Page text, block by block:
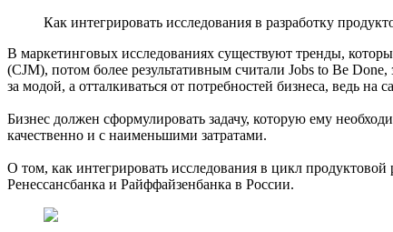
Как интегрировать исследования в разработку
В маркетинговых исследованиях существуют тренды,
(CJM), потом более результативным считали Jobs to Be
за модой, а отталкиваться от потребностей бизнеса, ведь
Бизнес должен сформулировать задачу, которую ему
качественно и с наименьшими затратами.
О том, как интегрировать исследования в цикл
Ренессансбанка и Райффайзенбанка в России.